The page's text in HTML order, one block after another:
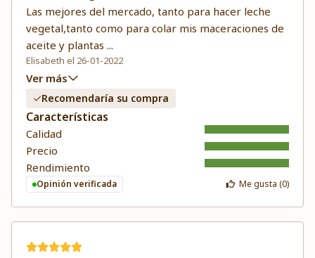
Las mejores del mercado, tanto para hacer leche
vegetal,tanto como para colar mis maceraciones de
aceite y plantas ...
Elisabeth el 26-01-2022
Ver más
Recomendaría su compra
Características
Calidad
Precio
Rendimiento
Opinión verificada Me gusta (0)